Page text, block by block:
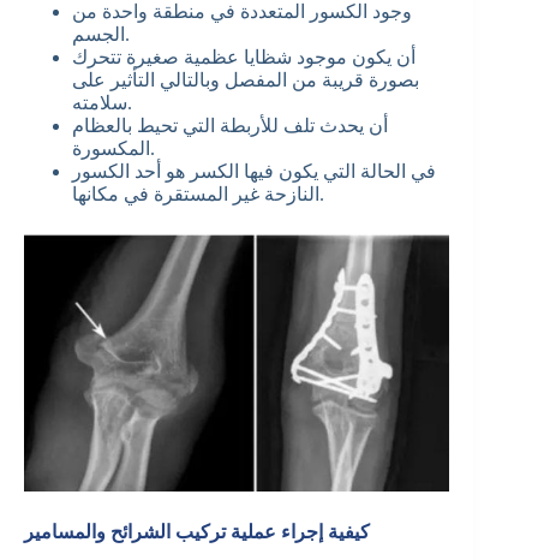
وجود الكسور المتعددة في منطقة واحدة من
الجسم.
أن يكون موجود شظايا عظمية صغيرة تتحرك
بصورة قريبة من المفصل وبالتالي التأثير على
سلامته.
أن يحدث تلف للأربطة التي تحيط بالعظام
المكسورة.
في الحالة التي يكون فيها الكسر هو أحد الكسور
النازحة غير المستقرة في مكانها.
كيفية إجراء عملية تركيب الشرائح والمسامير